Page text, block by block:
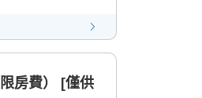
房費） [僅供